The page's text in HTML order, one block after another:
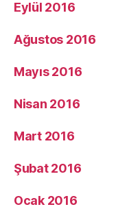
Eylül 2016
Ağustos 2016
Mayıs 2016
Nisan 2016
Mart 2016
Şubat 2016
Ocak 2016